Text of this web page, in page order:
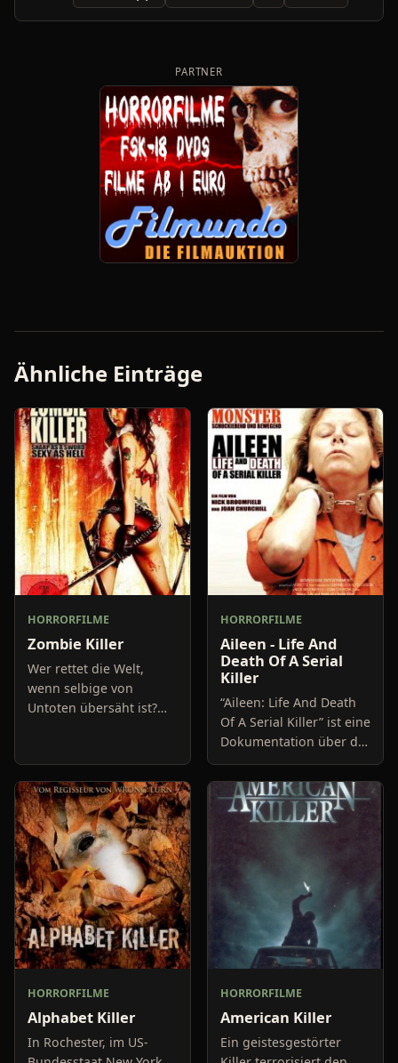
PARTNER
Ähnliche Einträge
HORRORFILME
Zombie Killer
Wer rettet die Welt,
wenn selbige von
Untoten übersäht ist?
Bikinigirl mit Cowboyhut
Aya, die schießwütige
Bikerin samt Leder
HORRORFILME
Aileen - Life And
Death Of A Serial
Killer
“Aileen: Life And Death
Of A Serial Killer” ist eine
Dokumentation über die
Serienmörderin Aileen
Wuornos, deren Leben
die Vorlage des Oscar-
nominierten
HORRORFILME
Alphabet Killer
In Rochester, im US-
HORRORFILME
American Killer
Ein geistesgestörter